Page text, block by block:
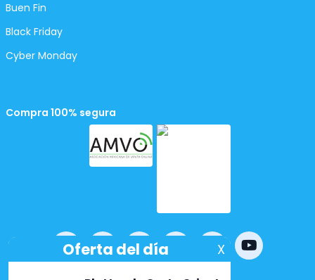
Buen Fin
Black Friday
Cyber Monday
Compra 100% segura